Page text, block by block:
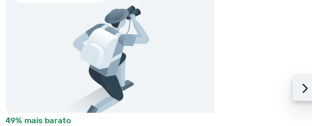
49% mais barato